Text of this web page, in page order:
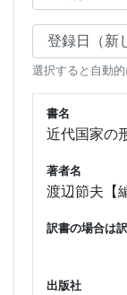
選択すると自動的
書名
近代国家の
著者名
渡辺節夫【
訳書の場合は
出版社